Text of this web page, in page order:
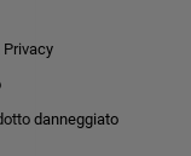
danneggiato